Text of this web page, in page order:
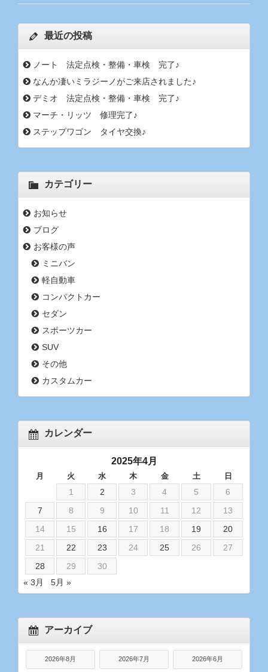
最近の投稿
ノート 法定点検・整備・車検 完了♪
なんか凄いミラジーノがご来店されました♪
デミオ 法定点検・整備・車検 完了♪
マーチ・リッツ 修理完了♪
ステップワゴン タイヤ交換♪
カテゴリー
お知らせ
ブログ
お客様の声
ミニバン
軽自動車
コンパクトカー
セダン
スポーツカー
SUV
その他
カスタムカー
カレンダー
2025年4月
月 火 水 木 金 土 日
1 2 3 4 5
6
7
8 9 10 11 12
13
14
15 16 17 18 19
20
21
22 23 24 25 26
27
28
29
30
« 3月
5月 »
アーカイブ
2026年8月 2026年7月 2026年6月